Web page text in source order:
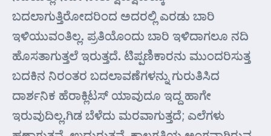
ಬದಲಾಗುತ್ತಿರೋದರಿಂದ ಅದರಲ್ಲಿ ಎರಡು ಬಾರಿ
ಇಳಿಯುವಂತಿಲ್ಲ. ಪ್ರತಿಯೊಂದು ಬಾರಿ ಇಳಿದಾಗಲೂ ನದಿ
ಹೊಸತಾಗುತ್ತಲೆ ಇರುತ್ತದೆ. ಟಿಪ್ಪಣಿಕಾರನು ಮುಂದರಿಸುತ್ತ
ಬದಕಿನ ನಿರಂತರ ಬದಲಾವಣೆಗಳನ್ನು ಗುರುತಿಸಿದ
ದಾರ್ಶನಿಕ ಹೆರಾಕ್ಲಿಟಸ್ ಯಾವುದೂ ಇದ್ದ ಹಾಗೇ
ಇರುವುದಿಲ್ಲ.ಗಿಡ ಬೆಳೆದು ಮರವಾಗುತ್ತದೆ; ಎಲೆಗಳು